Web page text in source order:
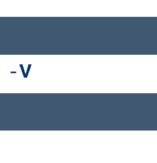
-V